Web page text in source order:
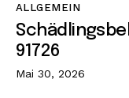
ALLGEMEIN
91726
Mai 30, 2026